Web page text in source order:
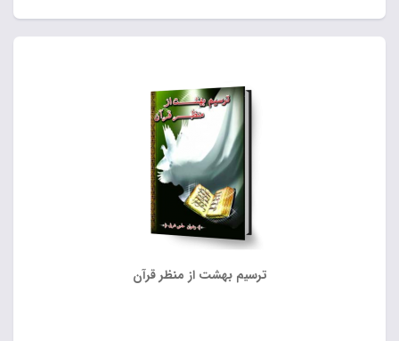
ترسیم بهشت از منظر قرآن